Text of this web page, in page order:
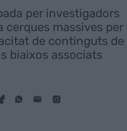
per investigadors
cerques massives per
de continguts de
biaixos associats